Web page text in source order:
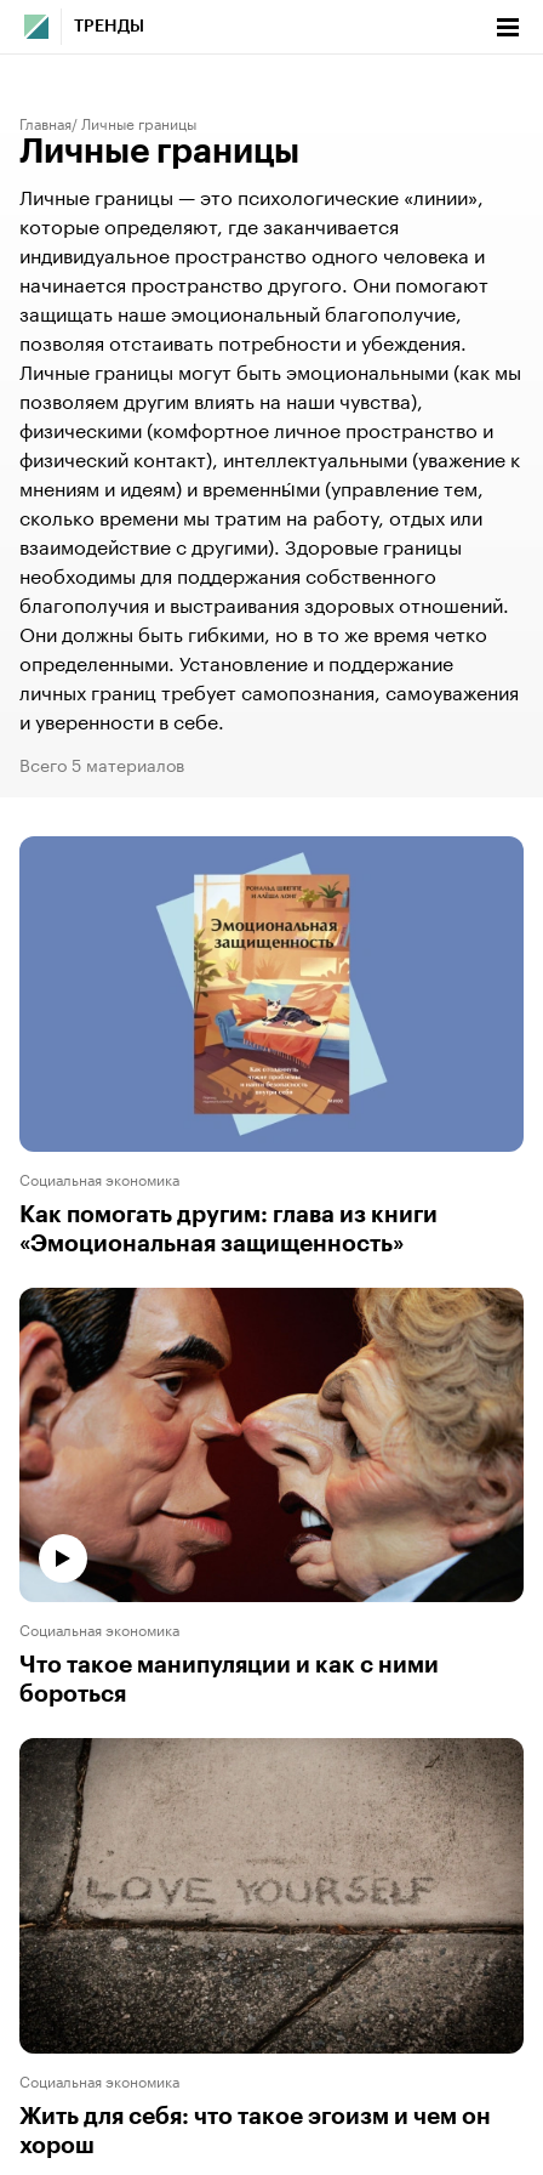
ТРЕНДЫ
Главная Личные границы
Личные границы
Личные границы — это психологические «линии»,
которые определяют, где заканчивается
индивидуальное пространство одного человека и
начинается пространство другого. Они помогают
защищать наше эмоциональный благополучие,
позволяя отстаивать потребности и убеждения.
Личные границы могут быть эмоциональными (как мы
позволяем другим влиять на наши чувства),
физическими (комфортное личное пространство и
физический контакт), интеллектуальными (уважение к
мнениям и идеям) и временны́ми (управление тем,
сколько времени мы тратим на работу, отдых или
взаимодействие с другими). Здоровые границы
необходимы для поддержания собственного
благополучия и выстраивания здоровых отношений.
Они должны быть гибкими, но в то же время четко
определенными. Установление и поддержание
личных границ требует самопознания, самоуважения
и уверенности в себе.
Всего 5 материалов
Социальная экономика
Как помогать другим: глава из книги
«Эмоциональная защищенность»
Социальная экономика
Что такое манипуляции и как с ними
бороться
Социальная экономика
Жить для себя: что такое эгоизм и чем он
хорош